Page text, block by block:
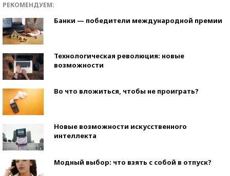
РЕКОМЕНДУЕМ:
Банки — победители международной премии
Технологическая революция: новые
возможности
Во что вложиться, чтобы не проиграть?
Новые возможности искусственного
интеллекта
Модный выбор: что взять с собой в отпуск?